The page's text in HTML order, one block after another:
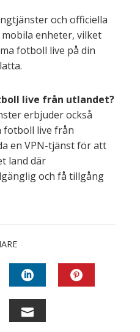
och officiella
enheter, vilket
fotboll live på din
live från utlandet?
erbjuder också
fotboll live från
en VPN-tjänst för att
land där
och få tillgång
LINKEDIN